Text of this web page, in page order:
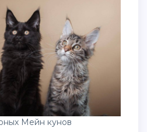
Мейн кунов